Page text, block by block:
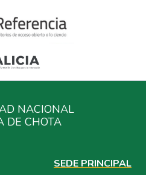
NACIONAL
DE CHOTA
SEDE PRINCIPAL